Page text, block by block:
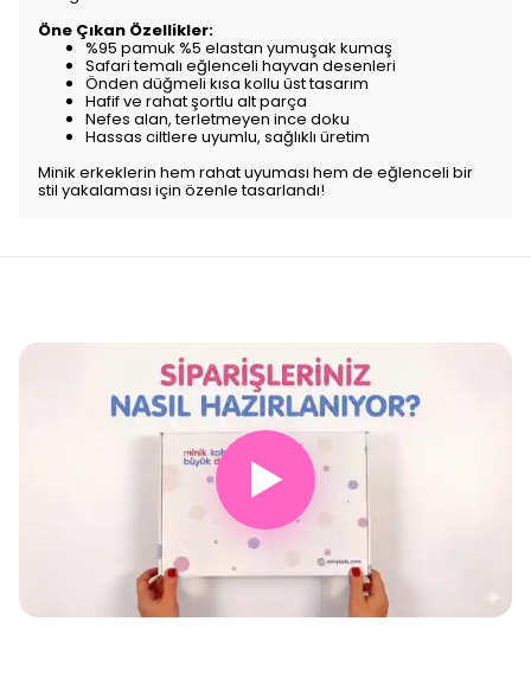
Öne Çıkan Özellikler:
%95 pamuk %5 elastan yumuşak kumaş
Safari temalı eğlenceli hayvan desenleri
Önden düğmeli kısa kollu üst tasarım
Hafif ve rahat şortlu alt parça
Nefes alan, terletmeyen ince doku
Hassas ciltlere uyumlu, sağlıklı üretim
Minik erkeklerin hem rahat uyuması hem de eğlenceli bir
stil yakalaması için özenle tasarlandı!
▶